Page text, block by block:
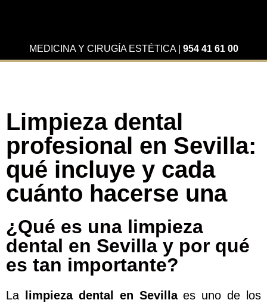
MEDICINA Y CIRUGÍA ESTÉTICA| 954 41 61 00
Limpieza dental
profesional en Sevilla:
qué incluye y cada
cuánto hacerse una
¿Qué es una limpieza
dental en Sevilla y por qué
es tan importante?
La limpieza dental en Sevillaes uno de los